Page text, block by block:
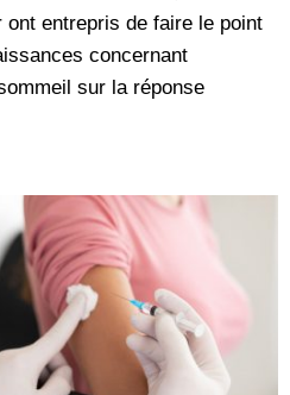
ont entrepris de faire le point
concernant
sur la réponse